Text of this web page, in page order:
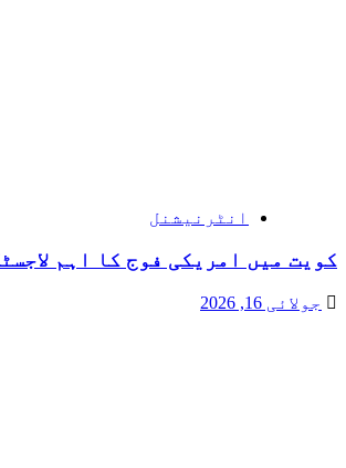
انٹرنیشنل
کویت میں امریکی فوج کا اہم
جولائی 16, 2026